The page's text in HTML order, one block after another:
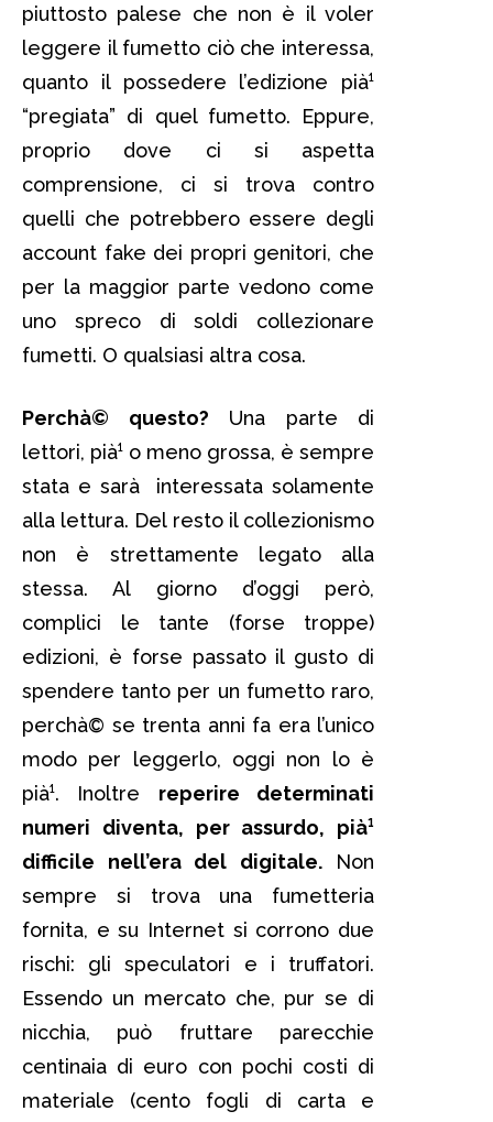
piuttosto palese che non è il voler
leggere il fumetto ciò che interessa,
quanto il possedere l’edizione pià¹
“pregiata” di quel fumetto. Eppure,
proprio dove ci si aspetta
comprensione, ci si trova contro
quelli che potrebbero essere degli
account fake dei propri genitori, che
per la maggior parte vedono come
uno spreco di soldi collezionare
fumetti. O qualsiasi altra cosa.
Perchà© questo? Una parte di
lettori, pià¹ o meno grossa, è sempre
stata e sarà interessata solamente
alla lettura. Del resto il collezionismo
non è strettamente legato alla
stessa. Al giorno d’oggi però,
complici le tante (forse troppe)
edizioni, è forse passato il gusto di
spendere tanto per un fumetto raro,
perchà© se trenta anni fa era l’unico
modo per leggerlo, oggi non lo è
pià¹. Inoltre reperire determinati
numeri diventa, per assurdo, pià¹
difficile nell’era del digitale.Non
sempre si trova una fumetteria
fornita, e su Internet si corrono due
rischi: gli speculatori e i truffatori.
Essendo un mercato che, pur se di
nicchia, può fruttare parecchie
centinaia di euro con pochi costi di
materiale (cento fogli di carta e